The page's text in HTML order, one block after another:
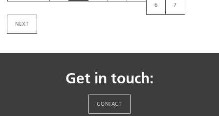
6
7
NEXT
Get in touch:
CONTACT